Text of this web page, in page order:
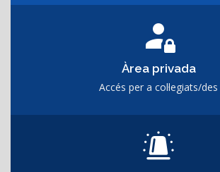
Àrea privada
Accés per a col·legiats/des